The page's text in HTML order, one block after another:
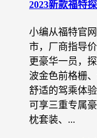
2023新款福特
小编从福特官
市，厂商指导
更豪华一员，
波金色前格栅
舒适的驾乘体
可享三重专属
枕套装、...